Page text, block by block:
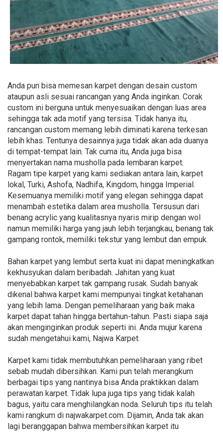
Anda pun bisa memesan karpet dengan desain custom
ataupun asli sesuai rancangan yang Anda inginkan. Corak
custom ini berguna untuk menyesuaikan dengan luas area
sehingga tak ada motif yang tersisa. Tidak hanya itu,
rancangan custom memang lebih diminati karena terkesan
lebih khas. Tentunya desainnya juga tidak akan ada duanya
di tempat-tempat lain. Tak cuma itu, Anda juga bisa
menyertakan nama musholla pada lembaran karpet.
Ragam tipe karpet yang kami sediakan antara lain, karpet
lokal, Turki, Ashofa, Nadhifa, Kingdom, hingga Imperial.
Kesemuanya memiliki motif yang elegan sehingga dapat
menambah estetika dalam area musholla. Tersusun dari
benang acrylic yang kualitasnya nyaris mirip dengan wol
namun memiliki harga yang jauh lebih terjangkau, benang tak
gampang rontok, memiliki tekstur yang lembut dan empuk.
Bahan karpet yang lembut serta kuat ini dapat meningkatkan
kekhusyukan dalam beribadah. Jahitan yang kuat
menyebabkan karpet tak gampang rusak. Sudah banyak
dikenal bahwa karpet kami mempunyai tingkat ketahanan
yang lebih lama. Dengan pemeliharaan yang baik maka
karpet dapat tahan hingga bertahun-tahun. Pasti siapa saja
akan menginginkan produk seperti ini. Anda mujur karena
sudah mengetahui kami, Najwa Karpet.
Karpet kami tidak membutuhkan pemeliharaan yang ribet
sebab mudah dibersihkan. Kami pun telah merangkum
berbagai tips yang nantinya bisa Anda praktikkan dalam
perawatan karpet. Tidak lupa juga tips yang tidak kalah
bagus, yaitu cara menghilangkan noda. Seluruh tips itu telah
kami rangkum di najwakarpet.com. Dijamin, Anda tak akan
lagi beranggapan bahwa membersihkan karpet itu